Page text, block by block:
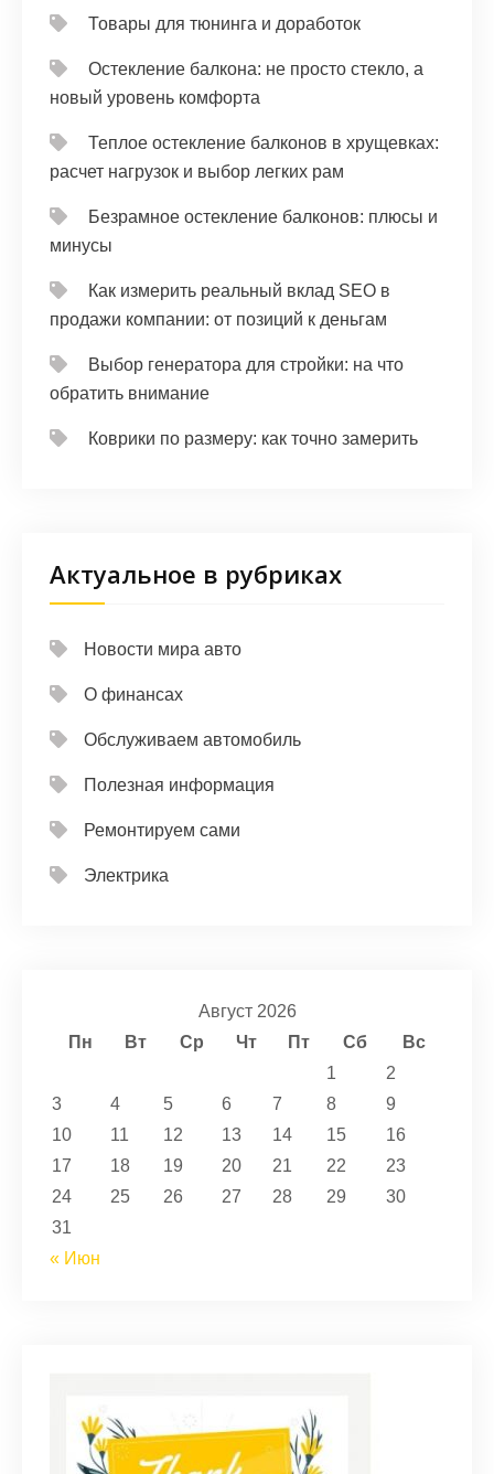
Товары для тюнинга и доработок
Остекление балкона: не просто стекло, а
новый уровень комфорта
Теплое остекление балконов в хрущевках:
расчет нагрузок и выбор легких рам
Безрамное остекление балконов: плюсы и
минусы
Как измерить реальный вклад SEO в
продажи компании: от позиций к деньгам
Выбор генератора для стройки: на что
обратить внимание
Коврики по размеру: как точно замерить
Актуальное в рубриках
Новости мира авто
О финансах
Обслуживаем автомобиль
Полезная информация
Ремонтируем сами
Электрика
Август 2026
Пн
Вт Ср Чт Пт Сб
Вс
1
2
3
4 5 6 7 8
9
10
11 12 13 14 15
16
17
18 19 20 21 22
23
24
25 26 27 28 29
30
31
« Июн